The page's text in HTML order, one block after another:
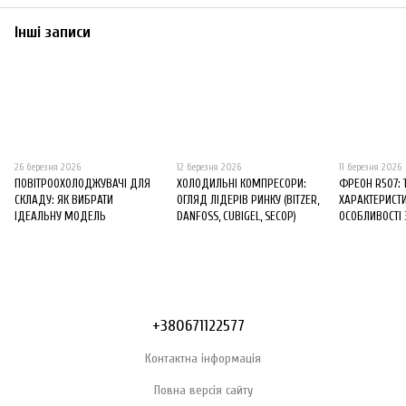
Інші записи
26 березня 2026
ПОВІТРООХОЛОДЖУВАЧІ ДЛЯ
СКЛАДУ: ЯК ВИБРАТИ
ІДЕАЛЬНУ МОДЕЛЬ
12 березня 2026
ХОЛОДИЛЬНІ КОМПРЕСОРИ:
ОГЛЯД ЛІДЕРІВ РИНКУ (BITZER,
DANFOSS, CUBIGEL, SECOP)
11 березня 2026
ФРЕОН R507:
+380671122577
Контактна інформація
Повна версія сайту